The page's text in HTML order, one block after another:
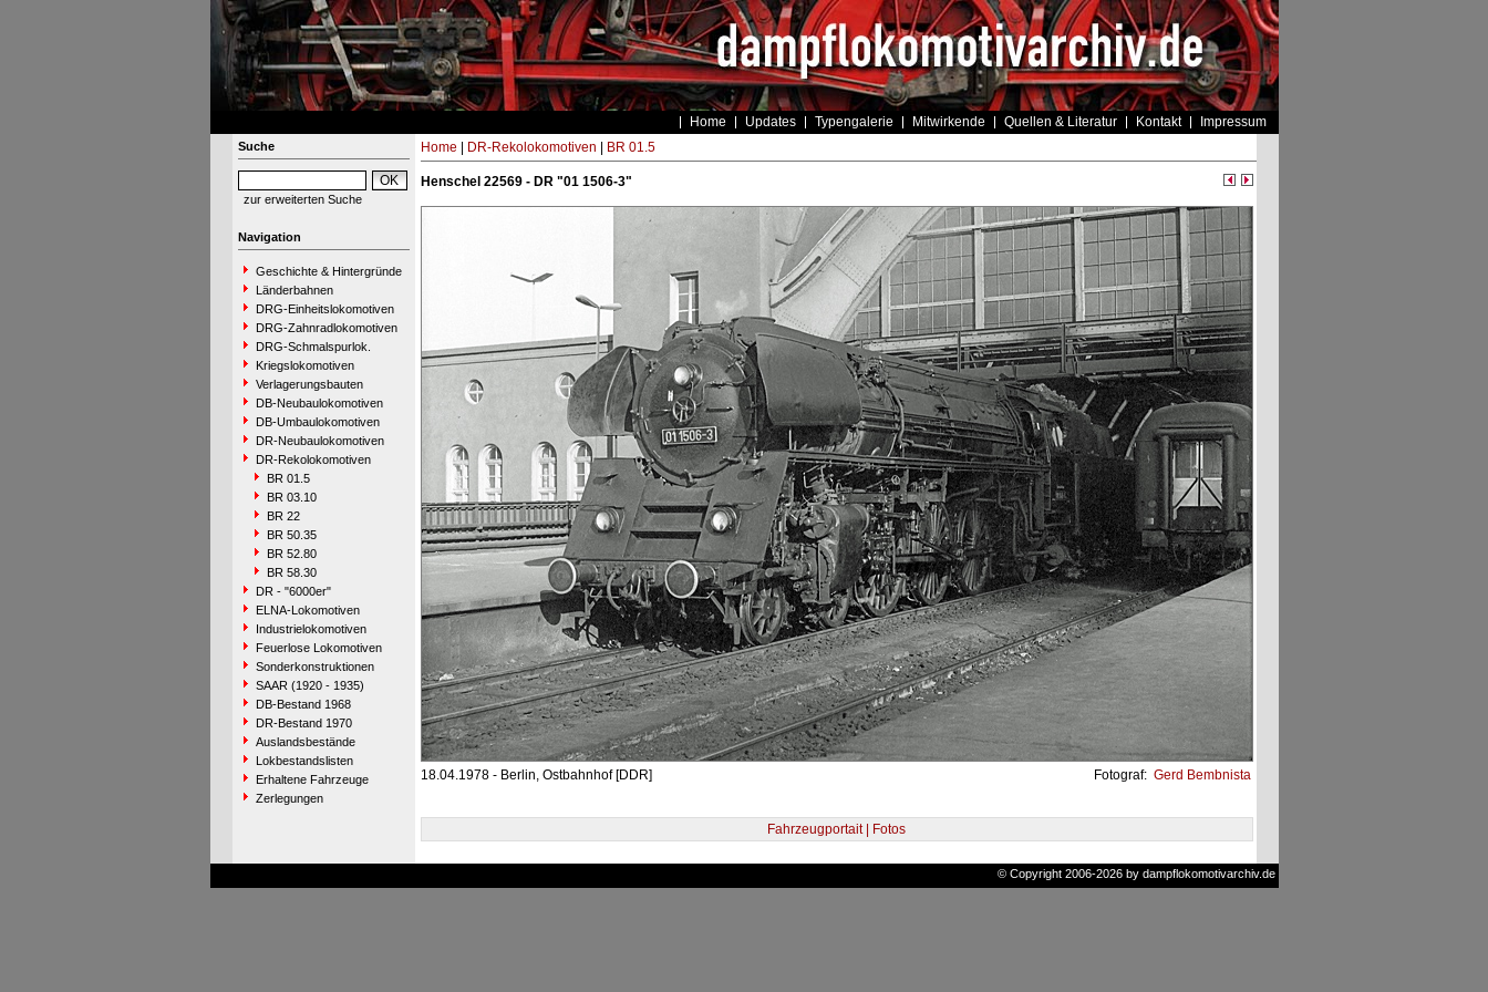
Home Updates Typengalerie Mitwirkende Quellen & Literatur Kontakt Impressum
Suche
zur erweiterten Suche
Navigation
Geschichte & Hintergründe
Länderbahnen
DRG-Einheitslokomotiven
DRG-Zahnradlokomotiven
DRG-Schmalspurlok.
Kriegslokomotiven
Verlagerungsbauten
DB-Neubaulokomotiven
DB-Umbaulokomotiven
DR-Neubaulokomotiven
DR-Rekolokomotiven
BR 01.5
BR 03.10
BR 22
BR 50.35
BR 52.80
BR 58.30
DR - "6000er"
ELNA-Lokomotiven
Industrielokomotiven
Feuerlose Lokomotiven
Sonderkonstruktionen
SAAR (1920 - 1935)
DB-Bestand 1968
DR-Bestand 1970
Auslandsbestände
Lokbestandslisten
Erhaltene Fahrzeuge
Zerlegungen
Home DR-Rekolokomotiven BR 01.5
Henschel 22569 - DR "01 1506-3"
18.04.1978 - Berlin, Ostbahnhof [DDR] Fotograf: Gerd Bembnista
Fahrzeugportait | Fotos
© Copyright 2006-2026 by dampflokomotivarchiv.de